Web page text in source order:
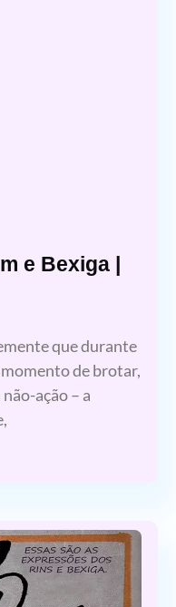
e Bexiga |
que durante
de brotar,
ação – a